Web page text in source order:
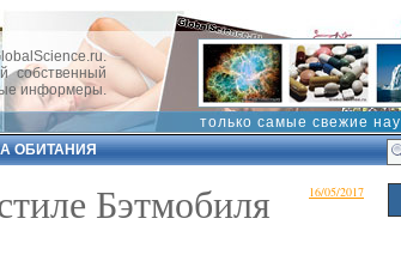
собственный
информеры.
только самые свежие
ОБИТАНИЯ
16/05/2017
Бэтмобиля